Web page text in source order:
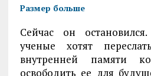
Размер больше
Сейчас он
ученые хотят
внутренней памяти
освободить ее для